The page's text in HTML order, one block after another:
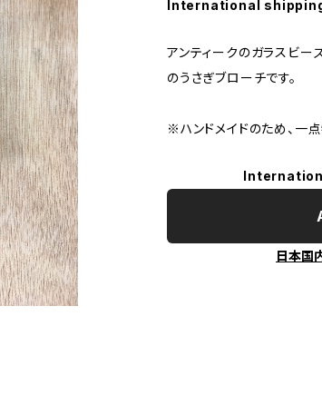
International
アンティークのガラスビー
のうさぎブローチです。
※ハンドメイドのため、一点
日本国